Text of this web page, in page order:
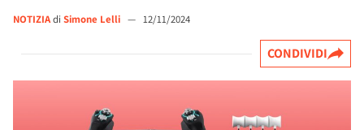
NOTIZIAdi Simone Lelli — 12/11/2024
CONDIVIDI